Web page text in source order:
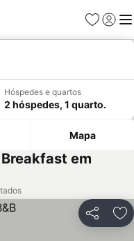
Favoritos
Iniciar
Hóspedes e quartos
2 hóspedes, 1 quarto.
Mapa
em
Partilhar